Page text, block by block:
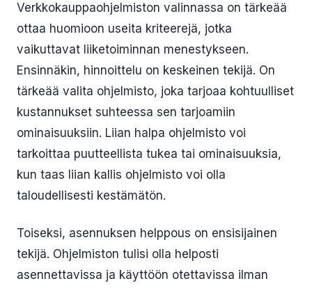
Verkkokauppaohjelmiston valinnassa on tärkeää
ottaa huomioon useita kriteerejä, jotka
vaikuttavat liiketoiminnan menestykseen.
Ensinnäkin, hinnoittelu on keskeinen tekijä. On
tärkeää valita ohjelmisto, joka tarjoaa kohtuulliset
kustannukset suhteessa sen tarjoamiin
ominaisuuksiin. Liian halpa ohjelmisto voi
tarkoittaa puutteellista tukea tai ominaisuuksia,
kun taas liian kallis ohjelmisto voi olla
taloudellisesti kestämätön.
Toiseksi, asennuksen helppous on ensisijainen
tekijä. Ohjelmiston tulisi olla helposti
asennettavissa ja käyttöön otettavissa ilman